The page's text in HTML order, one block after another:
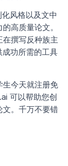
风格以及文中
高质量论文。
撰写反种族主
功所需的工具
生今天就注册免
可以帮助您创
文。千万不要错